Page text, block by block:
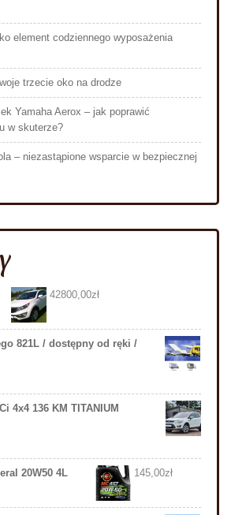
element codziennego wyposażenia
trzecie oko na drodze
Yamaha Aerox – jak poprawić
w skuterze?
– niezastąpione wsparcie w bezpiecznej
42800,00zł
821L / dostępny od ręki /
4x4 136 KM TITANIUM
20W50 4L 145,00zł